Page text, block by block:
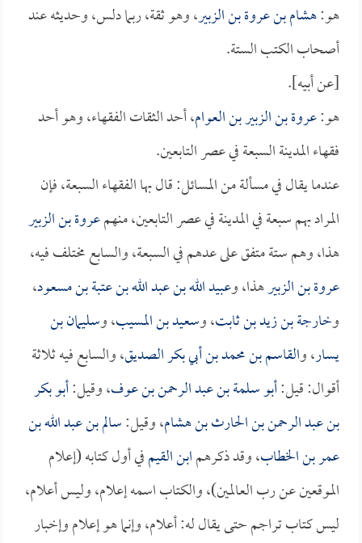
هو:هشام بن عروة بن الزبير، وهو ثقة، ربما دلس، وحديثه عند
أصحاب الكتب الستة.
[عن أبيه].
هو:عروة بن الزبير بن العوام، أحد الثقات الفقهاء، وهو أحد
فقهاء المدينة السبعة في عصر التابعين.
عندما يقال في مسألة من المسائل: قال بها الفقهاء السبعة، فإن
المراد بهم سبعة في المدينة في عصر التابعين، منهمعروة بن الزبير
هذا، وهم ستة متفق على عدهم في السبعة، والسابع مختلف فيه،
عروة بن الزبيرهذا، وعبيد الله بن عبد الله بن عتبة بن مسعود،
وخارجة بن زيد بن ثابت، وسعيد بن المسيب، وسليمان بن
يسار، والقاسم بن محمد بن أبي بكر الصديق، والسابع فيه ثلاثة
أقوال: قيل:أبو سلمة بن عبد الرحمن بن عوف، وقيل:أبو بكر
بن عبد الرحمن بن الحارث بن هشام، وقيل:سالم بن عبد الله بن
عمر بن الخطاب، وقد ذكرهمابن القيمفي أول كتابه (إعلام
الموقعين عن رب العالمين)، والكتاب اسمه إعلام، وليس أعلام،
ليس كتاب تراجم حتى يقال له: أعلام، وإنما هو إعلام وإخبار